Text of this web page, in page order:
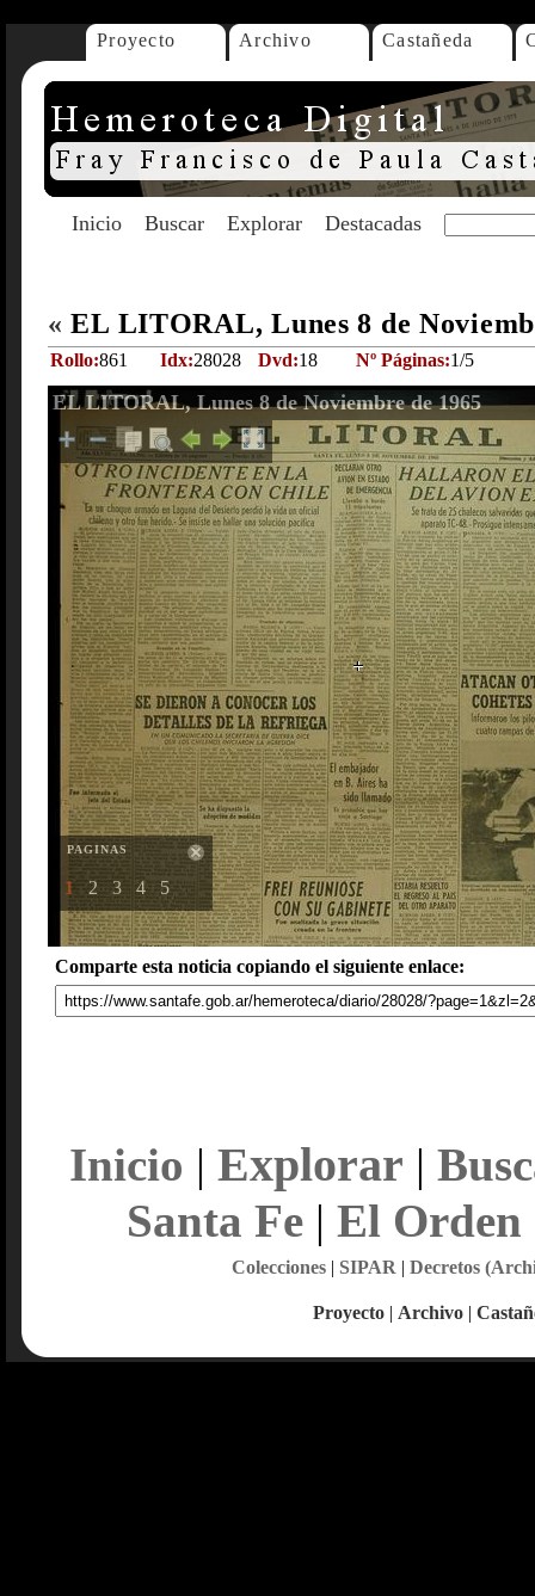
Proyecto Archivo Castañeda
Inicio Buscar Explorar Destacadas
« EL LITORAL, Lunes 8 de
Rollo:861 Idx:28028 Dvd:18 Nº Páginas:1/5
EL LITORAL, Lunes 8 de Noviembre de 1965
PAGINAS
1 2 3 4 5
Comparte esta noticia copiando el siguiente enlace:
Inicio | Explorar |
Santa Fe| El Orden
Colecciones| SIPAR | Decretos
Proyecto | Archivo |